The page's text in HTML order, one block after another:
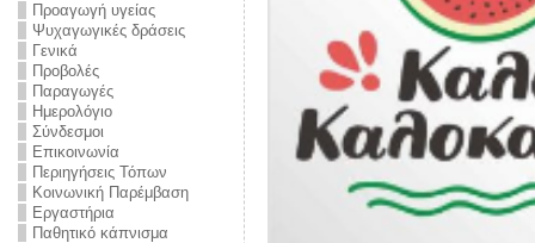
Προαγωγή υγείας
Ψυχαγωγικές δράσεις
Γενικά
Προβολές
Παραγωγές
Ημερολόγιο
Σύνδεσμοι
Επικοινωνία
Περιηγήσεις Τόπων
Κοινωνική Παρέμβαση
Εργαστήρια
Παθητικό κάπνισμα
από την
την ημέρα
και
στο